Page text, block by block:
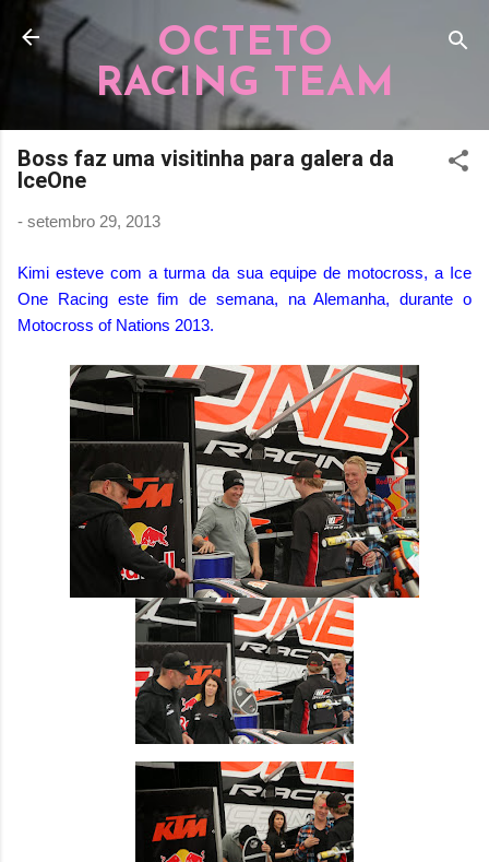
Pular para o conteúdo principal
OCTETO
RACING TEAM
Boss faz uma visitinha para galera da
IceOne
- setembro 29, 2013
Kimi esteve com a turma da sua equipe de motocross, a Ice
One Racing este fim de semana, na Alemanha, durante o
Motocross of Nations 2013.